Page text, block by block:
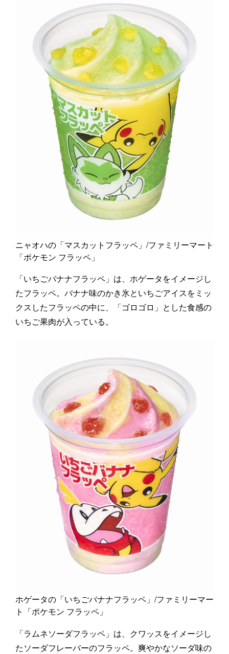
ニャオハの「マスカットフラッペ」/ファミリーマート
「ポケモン フラッペ」
「いちごバナナフラッペ」は、ホゲータをイメージし
たフラッペ。バナナ味のかき氷といちごアイスをミッ
クスしたフラッペの中に、「ゴロゴロ」とした食感の
いちご果肉が入っている。
ホゲータの「いちごバナナフラッペ」/ファミリーマー
ト「ポケモン フラッペ」
「ラムネソーダフラッペ」は、クワッスをイメージし
たソーダフレーバーのフラッペ。爽やかなソーダ味の